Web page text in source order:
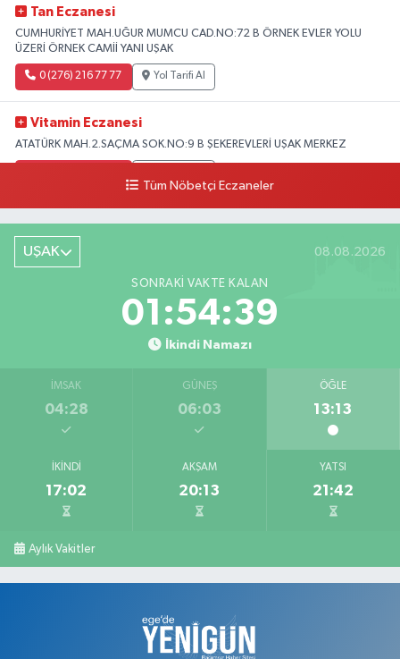
Tan Eczanesi
CUMHURİYET MAH.UĞUR MUMCU CAD.NO:72 B ÖRNEK EVLER YOLU
ÜZERİ ÖRNEK CAMİİ YANI UŞAK
0 (276) 216 77 77 Yol Tarifi Al
Vitamin Eczanesi
ATATÜRK MAH.2.SAÇMA SOK.NO:9 B ŞEKEREVLERİ UŞAK MERKEZ
Tüm Nöbetçi Eczaneler
UŞAK 08.08.2026
SONRAKI VAKTE KALAN
01:54:38
İkindi Namazı
İMSAK
04:28
GÜNEŞ
06:03
ÖĞLE
13:13
İKINDI
17:02
AKŞAM
20:13
YATSI
21:42
Aylık Vakitler